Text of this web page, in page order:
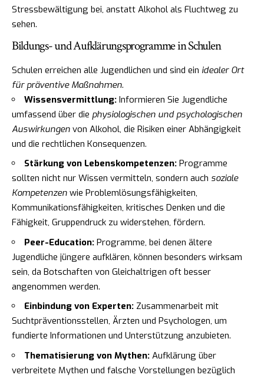
Stressbewältigung bei, anstatt Alkohol als Fluchtweg zu
sehen.
Bildungs- und Aufklärungsprogramme in Schulen
Schulen erreichen alle Jugendlichen und sind ein idealer Ort
für präventive Maßnahmen.
Wissensvermittlung: Informieren Sie Jugendliche
umfassend über die physiologischen und psychologischen
Auswirkungen von Alkohol, die Risiken einer Abhängigkeit
und die rechtlichen Konsequenzen.
Stärkung von Lebenskompetenzen: Programme
sollten nicht nur Wissen vermitteln, sondern auch soziale
Kompetenzen wie Problemlösungsfähigkeiten,
Kommunikationsfähigkeiten, kritisches Denken und die
Fähigkeit, Gruppendruck zu widerstehen, fördern.
Peer-Education: Programme, bei denen ältere
Jugendliche jüngere aufklären, können besonders wirksam
sein, da Botschaften von Gleichaltrigen oft besser
angenommen werden.
Einbindung von Experten: Zusammenarbeit mit
Suchtpräventionsstellen, Ärzten und Psychologen, um
fundierte Informationen und Unterstützung anzubieten.
Thematisierung von Mythen: Aufklärung über
verbreitete Mythen und falsche Vorstellungen bezüglich